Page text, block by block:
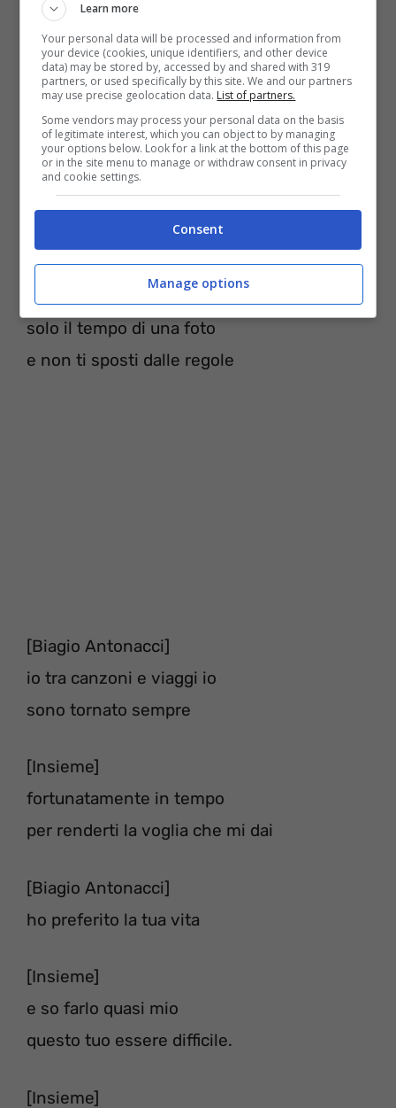
arriviamo dove vuoi.
[Insieme]
Hai qualcosa dentro di te
che funziona, che funziona, che funziona
hai qualcosa dentro di te
che ripara quando tutto sembra fine.
[Insieme]
Ti dichiari sempre poco
solo il tempo di una foto
e non ti sposti dalle regole
[Biagio Antonacci]
io tra canzoni e viaggi io
sono tornato sempre
[Insieme]
fortunatamente in tempo
per renderti la voglia che mi dai
[Biagio Antonacci]
ho preferito la tua vita
[Insieme]
e so farlo quasi mio
questo tuo essere difficile.
[Insieme]
Learn more
Your personal data will be processed and information from
your device (cookies, unique identifiers, and other device
data) may be stored by, accessed by and shared with 319
partners, or used specifically by this site. We and our partners
may use precise geolocation data. List of partners.
Some vendors may process your personal data on the basis
of legitimate interest, which you can object to by managing
your options below. Look for a link at the bottom of this page
or in the site menu to manage or withdraw consent in privacy
and cookie settings.
Consent
Manage options